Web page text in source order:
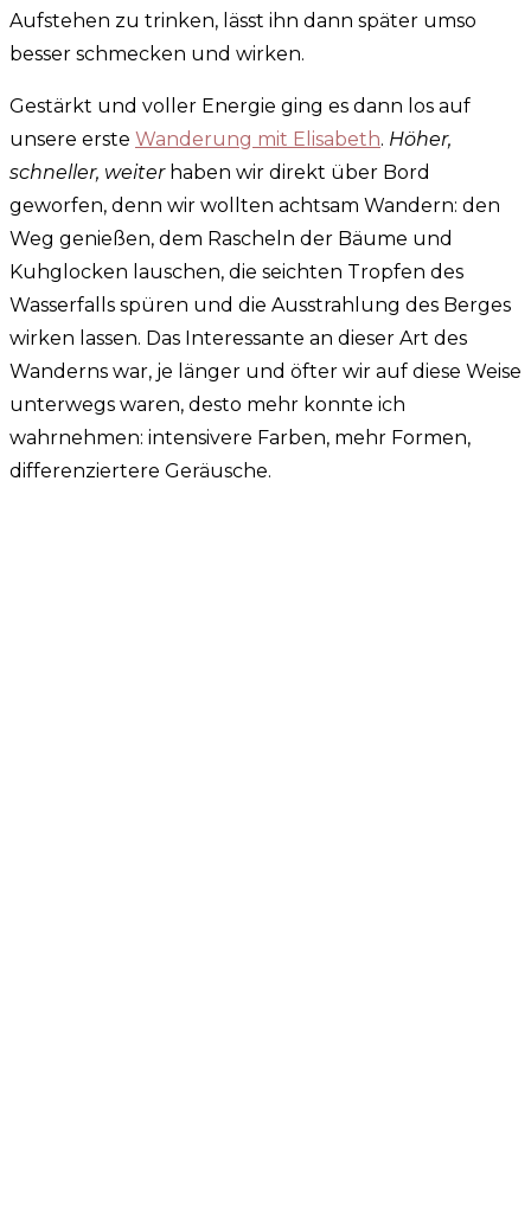
Aufstehen zu trinken, lässt ihn dann später umso
besser schmecken und wirken.
Gestärkt und voller Energie ging es dann los auf
unsere erste Wanderung mit Elisabeth. Höher,
schneller, weiter haben wir direkt über Bord
geworfen, denn wir wollten achtsam Wandern: den
Weg genießen, dem Rascheln der Bäume und
Kuhglocken lauschen, die seichten Tropfen des
Wasserfalls spüren und die Ausstrahlung des Berges
wirken lassen. Das Interessante an dieser Art des
Wanderns war, je länger und öfter wir auf diese Weise
unterwegs waren, desto mehr konnte ich
wahrnehmen: intensivere Farben, mehr Formen,
differenziertere Geräusche.